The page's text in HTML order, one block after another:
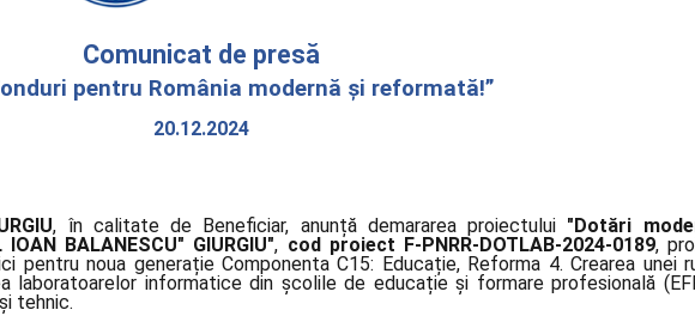
Comunicat de presă
pentru România modernă și reformată!”
20.12.2024
, în calitate de Beneficiar, anunță demararea proiectului "Dotări
BALANESCU" GIURGIU", cod proiect F-PNRR-DOTLAB-2024-0189,
pentru noua generație Componenta C15: Educație, Reforma 4. Crearea
laboratoarelor informatice din școlile de educație și formare profesională
tehnic.